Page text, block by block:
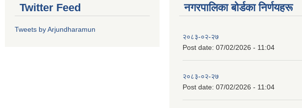
Twitter Feed
Tweets by Arjundharamun
नगरपालिका बाेर्डका निर्णयहरू
२०८३-०२-२७
Post date: 07/02/2026 - 11:04
२०८३-०२-२७
Post date: 07/02/2026 - 11:04